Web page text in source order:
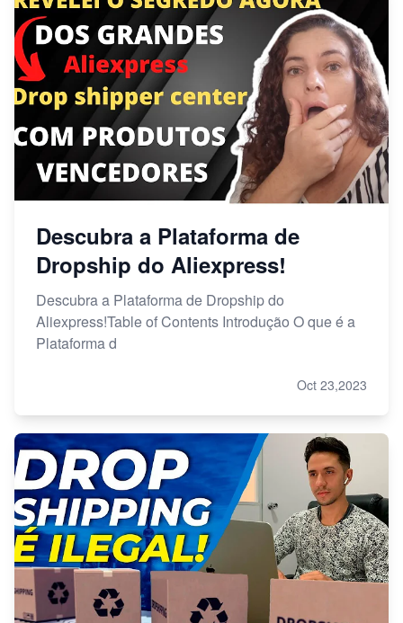
Descubra a Plataforma de
Dropship do Aliexpress!
Descubra a Plataforma de Dropship do
Aliexpress!Table of Contents Introdução O que é a
Plataforma d
Oct 23,2023